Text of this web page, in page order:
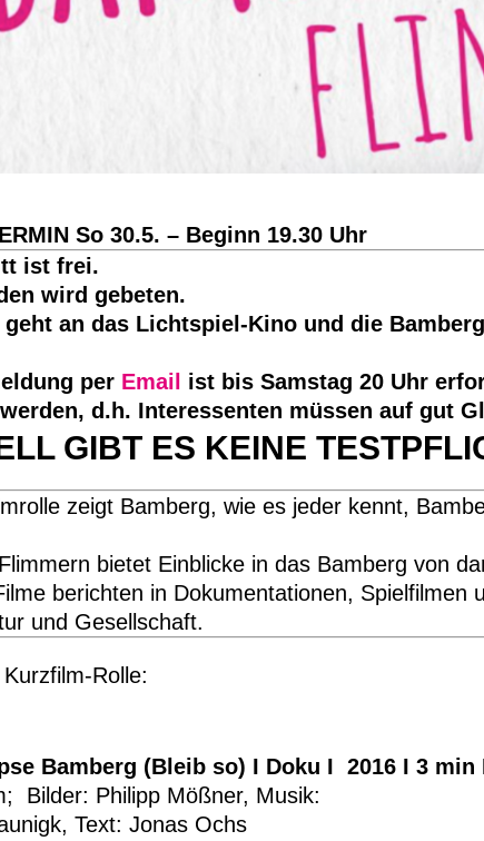
So 30.5. – Beginn 19.30 Uhr
ist frei.
wird gebeten.
geht an das Lichtspiel-Kino und die
per Email
ist bis Samstag 20 Uhr
d.h. Interessenten müssen auf gut
GIBT ES KEINE
zeigt Bamberg, wie es jeder kennt,
bietet Einblicke in das Bamberg von
berichten in Dokumentationen,
und Gesellschaft.
Rolle:
Bamberg (Bleib so) I Doku I 2016 I 3 min
Bilder: Philipp Mößner, Musik:
Text: Jonas Ochs